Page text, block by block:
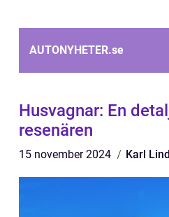
AUTONYHETER.se
Husvagnar: En
resenären
15 november 2024 Karl